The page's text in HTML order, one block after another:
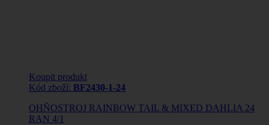
Koupit produkt
Kód zboží: BF2430-1-24
OHŇOSTROJ RAINBOW TAIL & MIXED DAHLIA 24
RAN 4/1